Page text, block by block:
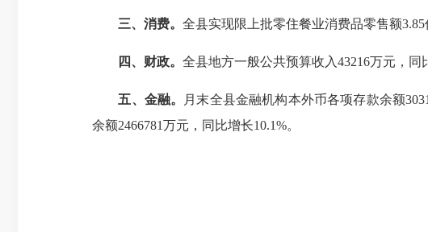
三、消费。 全县实现限上批零住餐业消费品零售额
四、财政。 全县地方一般公共预算收入43216万元，同
五、金融。
月末全县金融机构本外币各项存款余额
余额2466781万元，同比增长10.1%。